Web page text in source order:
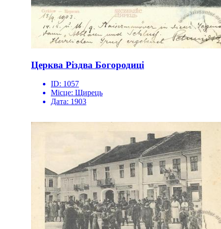
Церква Різдва Богородиці
ID: 1057
Місце: Щирець
Дата: 1903